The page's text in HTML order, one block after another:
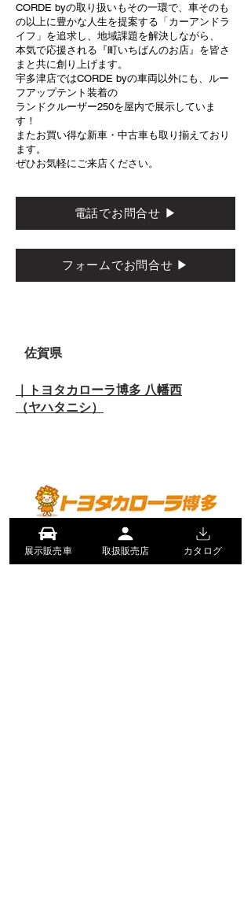
CORDE byの取り扱いもその一環で、車そのも
の以上に豊かな人生を提案する「カーアンドラ
イフ」を追求し、地域課題を解決しながら、
本気で応援される『町いちばんのお店』を皆さ
まと共に創り上げます。
宇多津店ではCORDE byの車両以外にも、ルー
フアップテント装着の
ランドクルーザー250を屋内で展示していま
す！
またお買い得な新車・中古車も取り揃えており
ます。
ぜひお気軽にご来店ください。
電話でお問合せ ▶
フォームでお問合せ ▶
佐賀県
｜
トヨタカローラ博多 八幡西
（ヤハタニシ）
展示販売車 取扱販売店 カタログ